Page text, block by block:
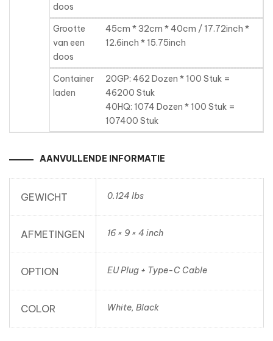
doos
Grootte
van een
doos
45cm * 32cm * 40cm / 17.72inch *
12.6inch * 15.75inch
Container
laden
20GP: 462 Dozen * 100 Stuk =
46200 Stuk
40HQ: 1074 Dozen * 100 Stuk =
107400 Stuk
AANVULLENDE INFORMATIE
GEWICHT 0.124 lbs
AFMETINGEN 16 × 9 × 4 inch
OPTION EU Plug + Type-C Cable
COLOR White, Black